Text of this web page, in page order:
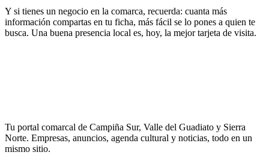
Y si tienes un negocio en la comarca, recuerda: cuanta más
información compartas en tu ficha, más fácil se lo pones a quien te
busca. Una buena presencia local es, hoy, la mejor tarjeta de visita.
Tu portal comarcal de Campiña Sur, Valle del Guadiato y Sierra
Norte. Empresas, anuncios, agenda cultural y noticias, todo en un
mismo sitio.